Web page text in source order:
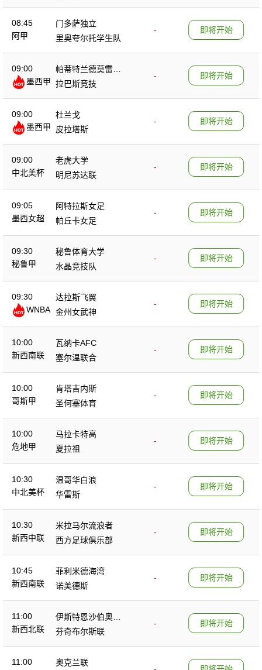
08:45
阿甲
门多萨独立
-
里奥夸尔托学生队
即将开始
09:00
墨西甲
帕蒂特兰德莫雷洛
斯
-
拉巴斯竞技
即将开始
09:00
墨西甲
杜兰戈
-
皮拉塔斯
即将开始
09:00
中北美杯
老虎大学
-
明尼苏达联
即将开始
09:05
墨西女超
阿特拉斯女足
-
帕丘卡女足
即将开始
09:30
秘鲁甲
秘鲁体育大学
-
水晶竞技队
即将开始
09:30
WNBA
达拉斯飞翼
-
金州女武神
即将开始
10:00
新西南联
瓦纳卡AFC
-
塞尔温联合
即将开始
10:00
哥斯甲
肯塔吉内斯
-
圣何塞体育
即将开始
10:00
危地甲
马拉卡特高
-
夏拉祖
即将开始
10:30
中北美杯
温哥华白浪
-
华雷斯
即将开始
10:30
新西中联
米拉马尔流浪者
-
西方足球俱乐部
即将开始
10:45
新西南联
菲利米德海湾
-
诺美德斯
即将开始
11:00
新西北联
伊斯特恩沙伯奥克
兰
-
芬奇布尔斯联
即将开始
11:00
奥克兰联